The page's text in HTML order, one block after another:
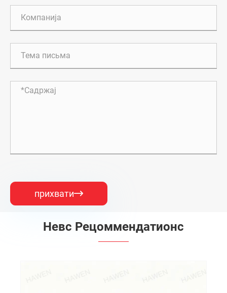
прихвати
Невс Рецоммендатионс